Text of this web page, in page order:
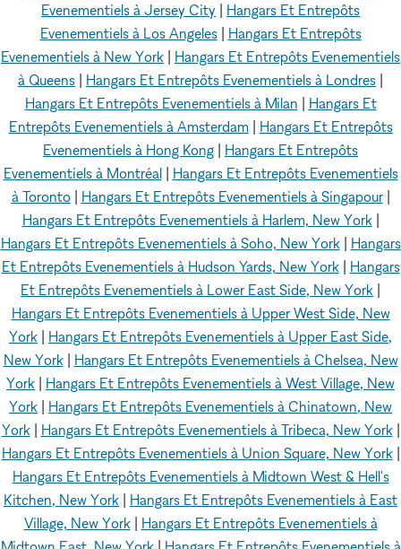
Evenementiels à Jersey City
Hangars Et Entrepôts
Evenementiels à Los Angeles| Hangars Et Entrepôts
Evenementiels à New York
Hangars Et Entrepôts Evenementiels
à Queens
Hangars Et Entrepôts Evenementiels à Londres
Hangars Et Entrepôts Evenementiels à Milan
Hangars Et
Entrepôts Evenementiels à Amsterdam| Hangars Et Entrepôts
Evenementiels à Hong Kong
Hangars Et Entrepôts
Evenementiels à Montréal| Hangars Et Entrepôts Evenementiels
à Toronto| Hangars Et Entrepôts Evenementiels à Singapour|
Hangars Et Entrepôts Evenementiels à Harlem, New York|
Hangars Et Entrepôts Evenementiels à Soho, New York| Hangars
Et Entrepôts Evenementiels à Hudson Yards, New York| Hangars
Et Entrepôts Evenementiels à Lower East Side, New York
Hangars Et Entrepôts Evenementiels à Upper West Side, New
York
Hangars Et Entrepôts Evenementiels à Upper East Side,
New York| Hangars Et Entrepôts Evenementiels à Chelsea, New
York
Hangars Et Entrepôts Evenementiels à West Village, New
York
Hangars Et Entrepôts Evenementiels à Chinatown, New
York| Hangars Et Entrepôts Evenementiels à Tribeca, New York|
Hangars Et Entrepôts Evenementiels à Union Square, New York|
Hangars Et Entrepôts Evenementiels à Midtown West & Hell's
Kitchen, New York
Hangars Et Entrepôts Evenementiels à East
Village, New York| Hangars Et Entrepôts Evenementiels à